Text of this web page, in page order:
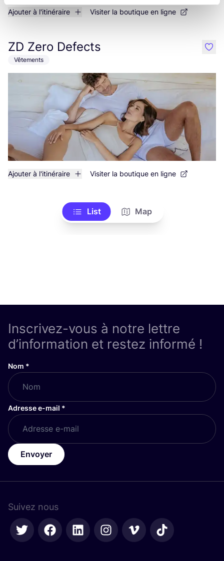
Ajouter à l'itinéraire Visiter la boutique en ligne
ZD Zero Defects
Vêtements
Ajouter à l'itinéraire Visiter la boutique en ligne
like
List Map
Inscrivez-vous à notre lettre
d’information et restez informé !
Nom *
Adresse e-mail *
Envoyer
Suivez nous